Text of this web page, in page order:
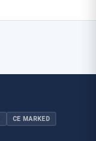
CE MARKED